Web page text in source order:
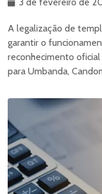
A legalização de
garantir o
reconhecimento
para Umbanda,